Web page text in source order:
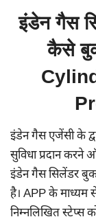
इंडेन गैस
कैसे
इंडेन गैस एजेंसी के
सुविधा प्रदान करने
इंडेन गैस सिलेंडर
है। APP के
निम्नलिखित स्टेप्स